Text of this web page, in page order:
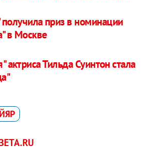
приз в номинации
в Москве
актриса Тильда Суинтон стала